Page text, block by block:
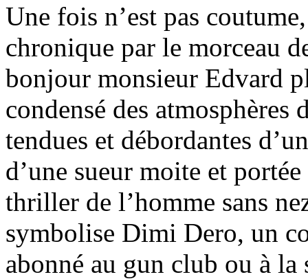
Une fois n’est pas
chronique par le morceau
bonjour monsieur Edvard
condensé des
tendues et débordantes
d’une sueur moite et
thriller de l’homme sans
symbolise Dimi Dero, un
abonné au gun club ou à